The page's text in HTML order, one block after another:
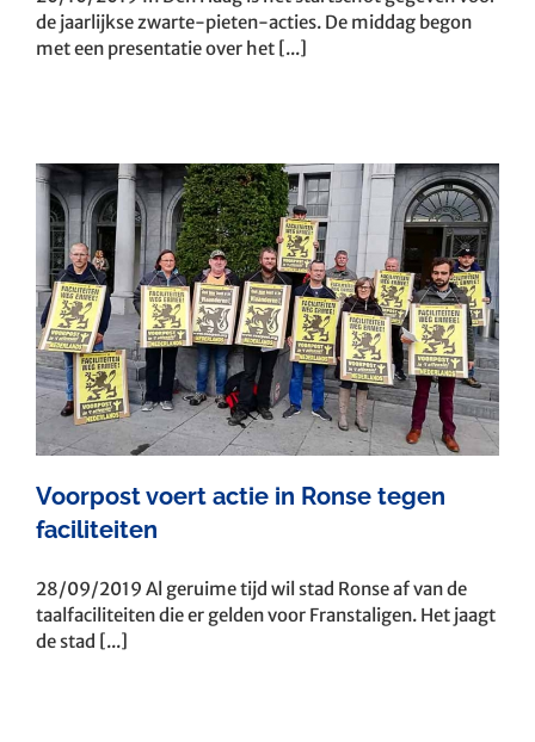
de jaarlijkse zwarte-pieten-acties. De middag begon
met een presentatie over het [...]
Voorpost voert actie in Ronse tegen
faciliteiten
28/09/2019 Al geruime tijd wil stad Ronse af van de
taalfaciliteiten die er gelden voor Franstaligen. Het jaagt
de stad [...]